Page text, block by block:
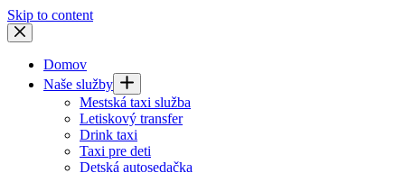
Skip to content
Domov
Naše služby
Mestská taxi služba
Letiskový transfer
Drink taxi
Taxi pre deti
Detská autosedačka